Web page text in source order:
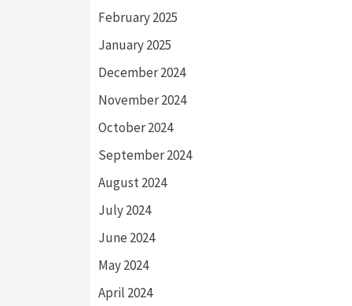
February 2025
January 2025
December 2024
November 2024
October 2024
September 2024
August 2024
July 2024
June 2024
May 2024
April 2024